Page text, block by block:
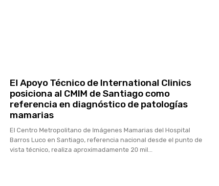
El Apoyo Técnico de International Clinics
posiciona al CMIM de Santiago como
referencia en diagnóstico de patologías
mamarias
El Centro Metropolitano de Imágenes Mamarias del Hospital
Barros Luco en Santiago, referencia nacional desde el punto de
vista técnico, realiza aproximadamente 20 mil...